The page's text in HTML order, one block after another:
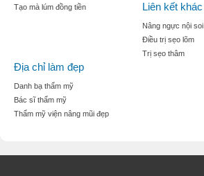
Tạo mà lúm đồng tiền
Liên kết khác
Nâng ngực nội soi
Điều trị sẹo lõm
Trị sẹo thâm
Địa chỉ làm đẹp
Danh bạ thẩm mỹ
Bác sĩ thẩm mỹ
Thẩm mỹ viện nâng mũi đẹp